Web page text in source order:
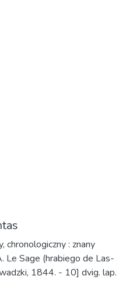
chronologiczny : znany
Le Sage (hrabiego de Las-
1844. - 10] dvig. lap.